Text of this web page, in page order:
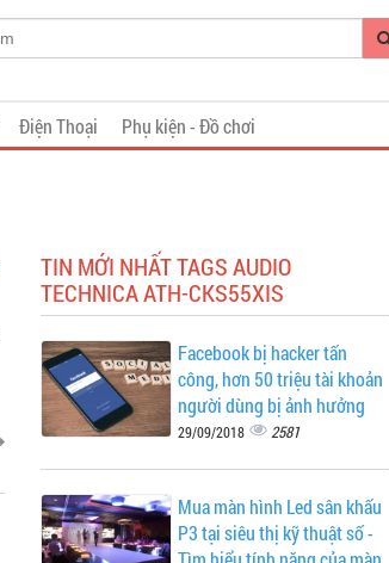
Điện Thoại
Phụ kiện - Đồ chơi
TIN MỚI NHẤT TAGS AUDIO
TECHNICA ATH-CKS55XIS
Facebook bị hacker tấn
công, hơn 50 triệu tài khoản
người dùng bị ảnh hưởng
29/09/2018 2581
Mua màn hình Led sân khấu
P3 tại siêu thị kỹ thuật số -